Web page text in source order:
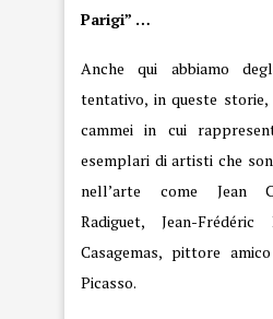
Parigi” …
Anche qui abbiamo
tentativo, in queste
cammei in cui
esemplari di artisti che
nell’arte come Jean
Radiguet, Jean-
Casagemas, pittore
Picasso.